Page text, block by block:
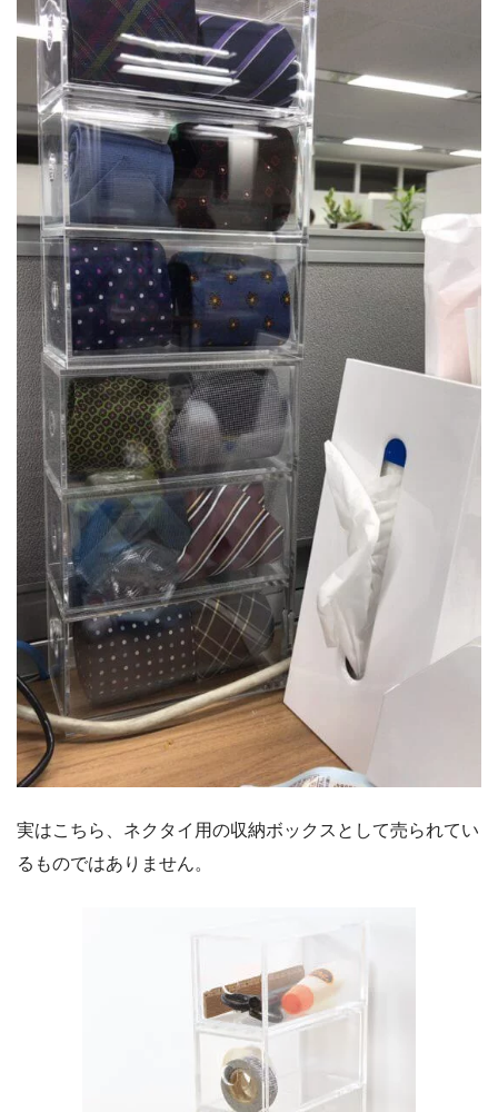
実はこちら、ネクタイ用の収納ボックスとして売られてい
るものではありません。